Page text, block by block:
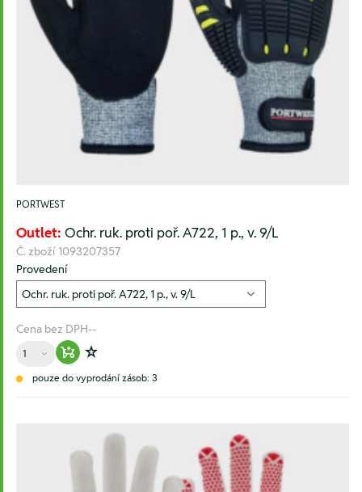
PORTWEST
Outlet: Ochr. ruk. proti poř. A722, 1 p., v. 9/L
Č. zboží 1093207357
Provedení
Cena bez DPH--
Množství
Warenkorb hinzufügen
Zur Wunschliste hinzufügen
pouze do vyprodání zásob: 3